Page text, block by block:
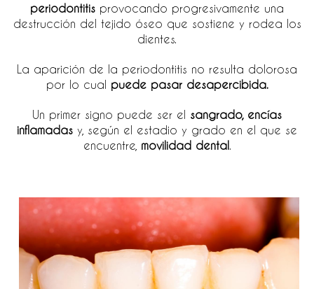
periodontitis provocando progresivamente una
destrucción del tejido óseo que sostiene y rodea los
dientes.
La aparición de la periodontitis no resulta dolorosa
por lo cual puede pasar desapercibida.
Un primer signo puede ser el sangrado, encías
inflamadas y, según el estadio y grado en el que se
encuentre, movilidad dental.